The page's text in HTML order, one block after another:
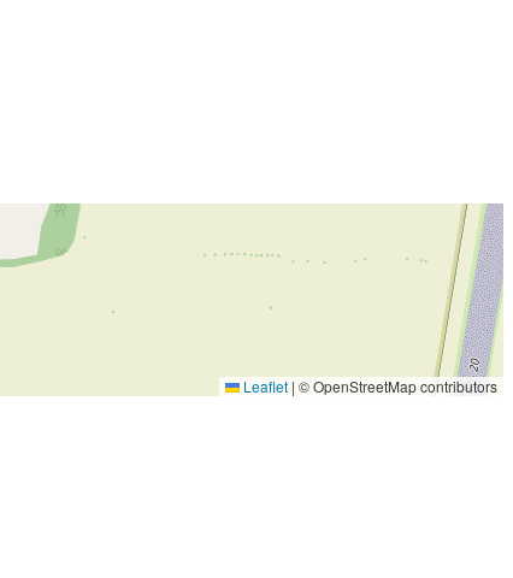
Leaflet | © OpenStreetMap contributors